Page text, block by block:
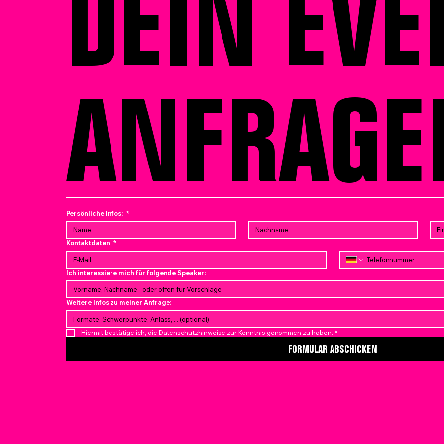
Persönliche Infos: *
Kontaktdaten: *
Ich interessiere mich für folgende Speaker:
Weitere Infos zu meiner Anfrage:
Hiermit bestätige ich, die Datenschutzhinweise zur Kenntnis genommen zu haben. *
FORMULAR ABSCHICKEN